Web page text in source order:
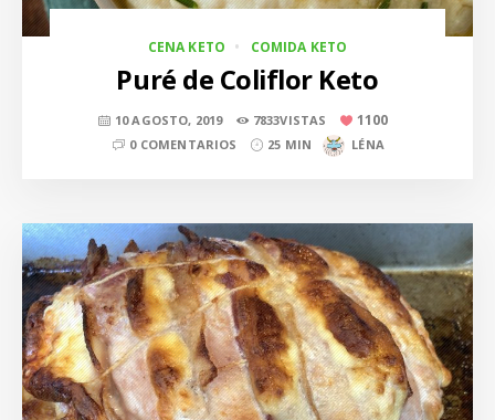
CENA KETO COMIDA KETO
Puré de Coliflor Keto
10 AGOSTO, 2019 7833VISTAS 1100
0 COMENTARIOS 25 MIN LÉNA